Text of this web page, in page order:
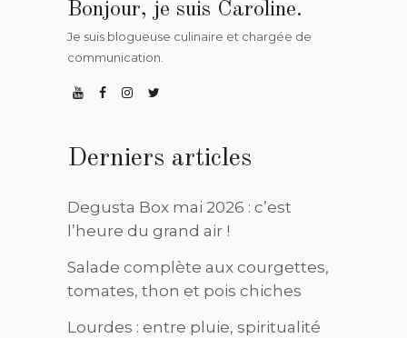
Bonjour, je suis Caroline.
Je suis blogueuse culinaire et chargée de
communication.
Derniers articles
Degusta Box mai 2026 : c’est
l’heure du grand air !
Salade complète aux courgettes,
tomates, thon et pois chiches
Lourdes : entre pluie, spiritualité